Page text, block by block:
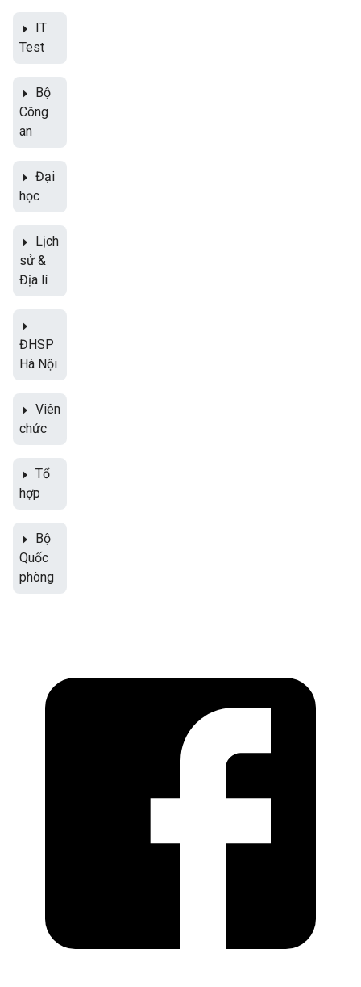
IT
Test
Bộ
Công
an
Đại
học
Lịch
sử &
Địa lí
ĐHSP
Hà Nội
Viên
chức
Tổ
hợp
Bộ
Quốc
phòng